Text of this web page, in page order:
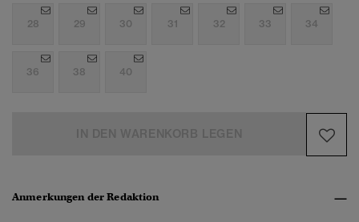
28 29 30 31 32 33 34
36 38 40
Anmerkungen der Redaktion